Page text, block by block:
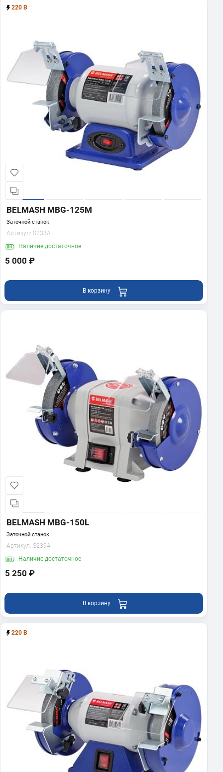
220 В
BELMASH MBG-125M
Заточной станок
Артикул: S233A
Наличие достаточное
5 000 ₽
В корзину
BELMASH MBG-150L
Заточной станок
Артикул: S239A
Наличие достаточное
5 250 ₽
В корзину
220 В